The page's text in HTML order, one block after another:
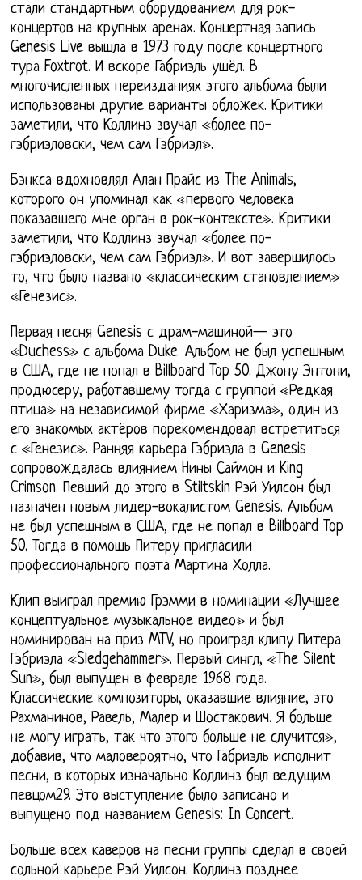
стали стандартным оборудованием для рок-
концертов на крупных аренах. Концертная запись
Genesis Live вышла в 1973 году после концертного
тура Foxtrot. И вскоре Габриэль ушёл. В
многочисленных переизданиях этого альбома были
использованы другие варианты обложек. Критики
заметили, что Коллинз звучал «более по-
гэбриэловски, чем сам Гэбриэл».
Бэнкса вдохновлял Алан Прайс из The Animals,
которого он упоминал как «первого человека
показавшего мне орган в рок-контексте». Критики
заметили, что Коллинз звучал «более по-
гэбриэловски, чем сам Гэбриэл». И вот завершилось
то, что было названо «классическим становлением»
«Генезис».
Первая песня Genesis с драм-машиной— это
«Duchess» с альбома Duke. Альбом не был успешным
в США, где не попал в Billboard Top 50. Джону Энтони,
продюсеру, работавшему тогда с группой «Редкая
птица» на независимой фирме «Харизма», один из
его знакомых актёров порекомендовал встретиться
с «Генезис». Ранняя карьера Гэбриэла в Genesis
сопровождалась влиянием Нины Саймон и King
Crimson. Певший до этого в Stiltskin Рэй Уилсон был
назначен новым лидер-вокалистом Genesis. Альбом
не был успешным в США, где не попал в Billboard Top
50. Тогда в помощь Питеру пригласили
профессионального поэта Мартина Холла.
Клип выиграл премию Грэмми в номинации «Лучшее
концептуальное музыкальное видео» и был
номинирован на приз MTV, но проиграл клипу Питера
Гэбриэла «Sledgehammer». Первый сингл, «The Silent
Sun», был выпущен в феврале 1968 года.
Классические композиторы, оказавшие влияние, это
Рахманинов, Равель, Малер и Шостакович. Я больше
не могу играть, так что этого больше не случится»,
добавив, что маловероятно, что Габриэль исполнит
песни, в которых изначально Коллинз был ведущим
певцом29. Это выступление было записано и
выпущено под названием Genesis: In Concert.
Больше всех каверов на песни группы сделал в своей
сольной карьере Рэй Уилсон. Коллинз позднее